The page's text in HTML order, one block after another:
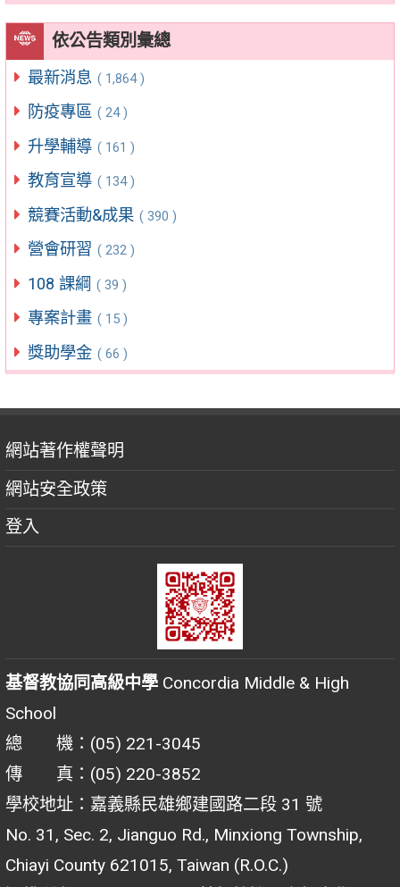
依公告類別彙總
最新消息 ( 1,864 )
防疫專區 ( 24 )
升學輔導 ( 161 )
教育宣導 ( 134 )
競賽活動&成果 ( 390 )
營會研習 ( 232 )
108 課綱 ( 39 )
專案計畫 ( 15 )
獎助學金 ( 66 )
網站著作權聲明
網站安全政策
登入
基督教協同高級中學 Concordia Middle & High
School
總 機：(05) 221-3045
傳 真：(05) 220-3852
學校地址：嘉義縣民雄鄉建國路二段 31 號
No. 31, Sec. 2, Jianguo Rd., Minxiong Township,
Chiayi County 621015, Taiwan (R.O.C.)